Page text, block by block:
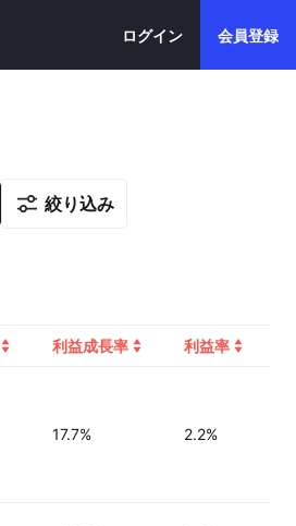
ログイン 会員登録
絞り込み
利益成長率 利益率
17.7% 2.2%